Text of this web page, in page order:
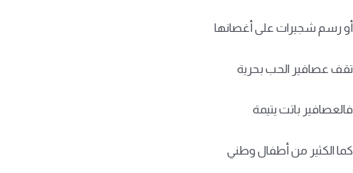
أو رسم شجيرات على أغصانها
تقف عصافير الحب بحرية
فالعصافير باتت يتيمة
كما الكثير من أطفال وطني